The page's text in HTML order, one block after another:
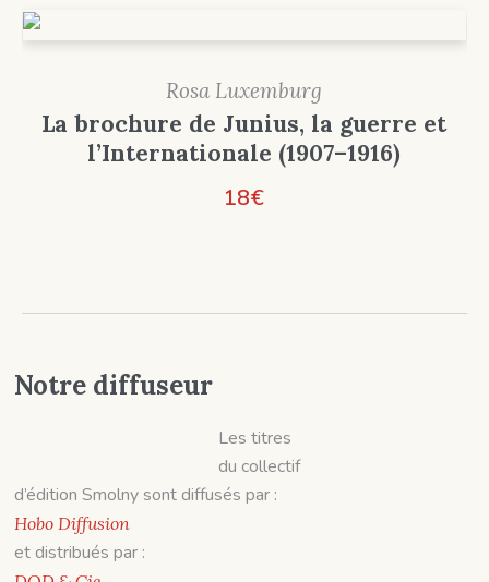
Rosa Luxemburg
La brochure de Junius, la guerre et
l’Internationale (1907–1916)
18€
Notre diffuseur
Les titres
du collectif
d’édition Smolny sont diffusés par :
Hobo Diffusion
et distribués par :